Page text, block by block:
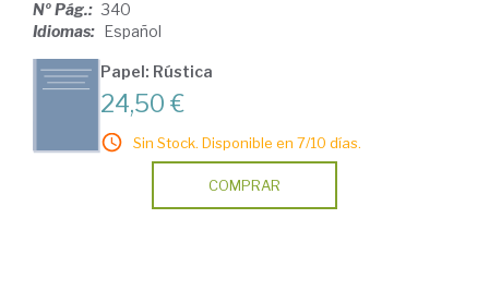
Nº Pág.: 340
Idiomas: Español
Papel: Rústica
24,50 €
Sin Stock. Disponible en 7/10 días.
COMPRAR